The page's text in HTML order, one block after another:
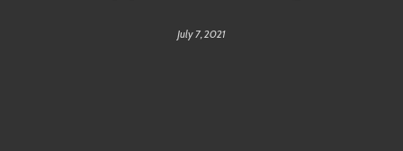
July 7, 2021